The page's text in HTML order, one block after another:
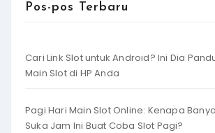
Pos-pos Terbaru
Cari Link Slot untuk Android? Ini Dia
Main Slot di HP Anda
Pagi Hari Main Slot Online: Kenapa
Suka Jam Ini Buat Coba Slot Pagi?